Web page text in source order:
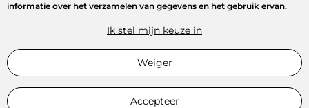
informatie over het verzamelen van gegevens en het gebruik ervan.
Ik stel mijn keuze in
Weiger
Accepteer